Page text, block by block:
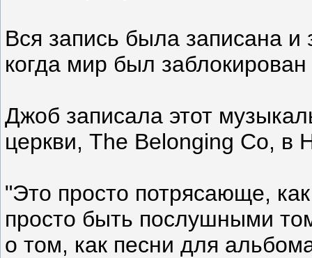
Вся запись была записана
когда мир был
Джоб записала этот
церкви, The Belonging Co, в
"Это просто потрясающе,
просто быть послушными
о том, как песни для